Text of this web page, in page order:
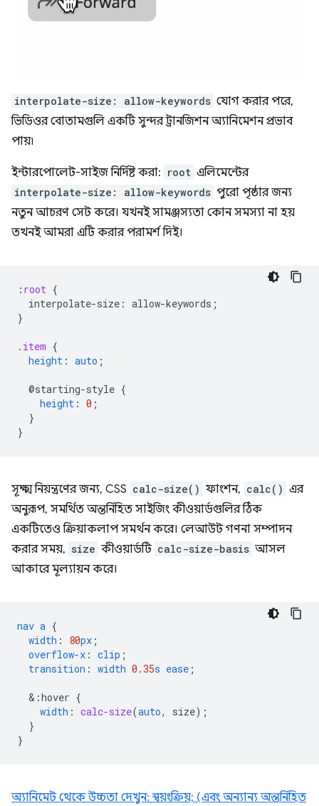
interpolate-size: allow-keywords যোগ করার পরে,
ভিডিওর বোতামগুলি একটি সুন্দর ট্রানজিশন অ্যানিমেশন প্রভাব
পায়৷
ইন্টারপোলেট-সাইজ নির্দিষ্ট করা: root এলিমেন্টের
interpolate-size: allow-keywords পুরো পৃষ্ঠার জন্য
নতুন আচরণ সেট করে। যখনই সামঞ্জস্যতা কোন সমস্যা না হয়
তখনই আমরা এটি করার পরামর্শ দিই।
: root {
interpolate-size : allow-keywords ;
}
. item {
height : auto ;
@starting-style {
height : 0 ;
}
}
সূক্ষ্ম নিয়ন্ত্রণের জন্য, CSS calc-size() ফাংশন, calc() এর
অনুরূপ, সমর্থিত অন্তর্নিহিত সাইজিং কীওয়ার্ডগুলির ঠিক
একটিতেও ক্রিয়াকলাপ সমর্থন করে। লেআউট গণনা সম্পাদন
করার সময়, size কীওয়ার্ডটি calc-size-basis আসল
আকারে মূল্যায়ন করে।
nav a {
width : 80px ;
overflow-x : clip ;
transition : width 0.35s ease ;
& :hover {
width : calc-size(auto, size);
}
}
অ্যানিমেট থেকে উচ্চতা দেখুন: স্বয়ংক্রিয়; (এবং অন্যান্য অন্তর্নিহিত